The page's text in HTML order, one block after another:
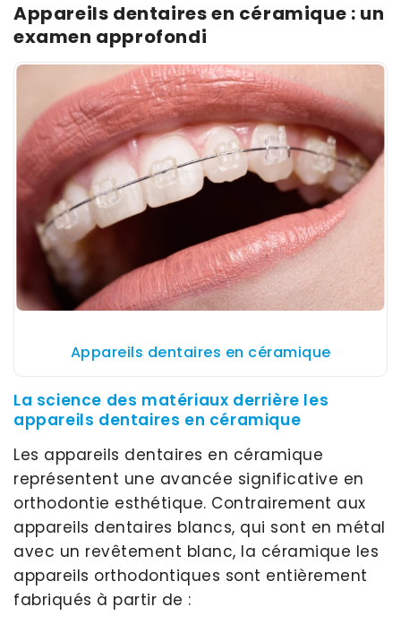
Appareils dentaires en céramique : un
examen approfondi
Appareils dentaires en céramique
La science des matériaux derrière les
appareils dentaires en céramique
Les appareils dentaires en céramique
représentent une avancée significative en
orthodontie esthétique. Contrairement aux
appareils dentaires blancs, qui sont en métal
avec un revêtement blanc, la céramique les
appareils orthodontiques sont entièrement
fabriqués à partir de :